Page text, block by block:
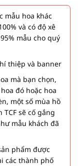
mẫu hoa khác
và có độ xê
mẫu cho quý
thiệp và banner
mà bạn chọn,
đó hoặc hoa
một số mùa hồ
sẽ cố gắng
mẫu khách đã
phẩm được
các thành phố